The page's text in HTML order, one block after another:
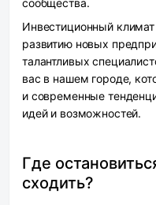
сообщества.
Инвестиционный
развитию новых
талантливых
вас в нашем городе,
и современные
идей и возможностей.
Где
сходить?